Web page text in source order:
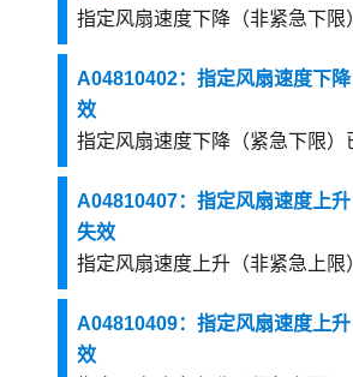
指定风扇速度下降（非紧急下限
A04810402：指定风扇速度下
效
指定风扇速度下降（紧急下限）
A04810407：指定风扇速度上
失效
指定风扇速度上升（非紧急上限
A04810409：指定风扇速度上
效